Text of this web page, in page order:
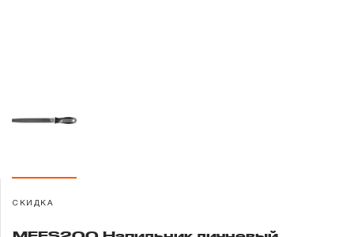
Гарантия и сервис
Контакты
СКИДКА